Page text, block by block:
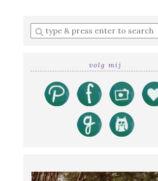
Enter
a
volg mij